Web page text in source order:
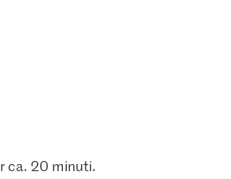
ca. 20 minuti.